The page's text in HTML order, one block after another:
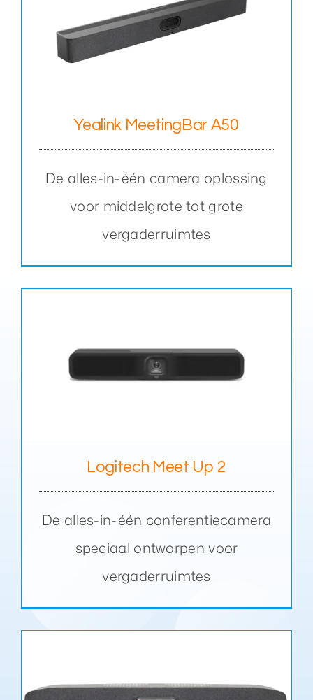
Yealink MeetingBar A50
De alles-in-één camera oplossing
voor middelgrote tot grote
vergaderruimtes
Logitech Meet Up 2
De alles-in-één conferentiecamera
speciaal ontworpen voor
vergaderruimtes